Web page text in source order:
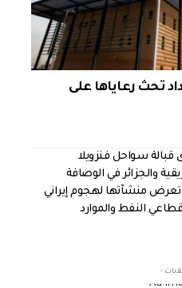
تحث رعاياها على
سواحل فنزويلا
والجزائر في الوصافة
تعرض منشآتها لهجوم إيراني
النفط والموارد
-